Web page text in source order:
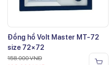
Đồng hồ Volt Master MT-72
size 72×72
158.000VNĐ